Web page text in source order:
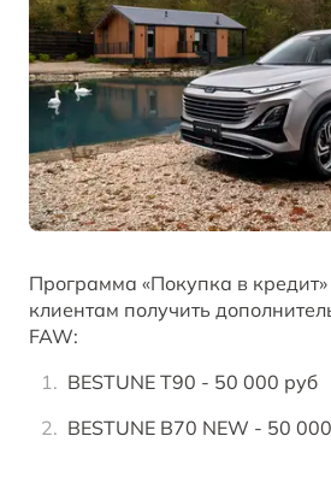
ОТ 2
ОТ 1
ПОЛУЧИТЬ ПРЕДЛОЖЕНИЕ
Получить предложение
Акции и спецпредложения
Заказать звонок от дилера
Корпоративные продажи
КРЕДИТ И СТРАХОВАНИЕ
ЗАПИСАТЬСЯ НА СЕРВИС
Руководства по эксплуатации
Клиентская поддержка
Новости
СМИ о нас
Правовая информация
BESTUNE В СОЦСЕТЯХ
BESTUNE в VK
BESTUNE в Телеграм
Программа «Покупка в
клиентам получить
FAW:
BESTUNE Т90 - 50 000 руб
BESTUNE B70 NEW - 50